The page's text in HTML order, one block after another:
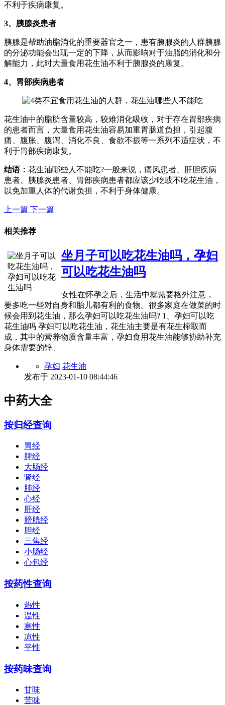
不利于疾病康复。
3、胰腺炎患者
胰腺是帮助油脂消化的重要器官之一，患有胰腺炎的人群胰腺
的分泌功能会出现一定的下降，从而影响对于油脂的消化和分
解能力，此时大量食用花生油不利于胰腺炎的康复。
4、胃部疾病患者
花生油中的脂肪含量较高，较难消化吸收，对于存在胃部疾病
的患者而言，大量食用花生油容易加重胃肠道负担，引起腹
痛、腹胀、腹泻、消化不良、食欲不振等一系列不适症状，不
利于胃部疾病康复。
结语： 花生油哪些人不能吃?一般来说，痛风患者、肝胆疾病
患者、胰腺炎患者、胃部疾病患者都应该少吃或不吃花生油，
以免加重人体的代谢负担，不利于身体健康。
上一篇 下一篇
相关推荐
坐月子可以吃花生油吗，孕妇
可以吃花生油吗
女性在怀孕之后，生活中就需要格外注意，
要多吃一些对自身和胎儿都有利的食物。很多家庭在做菜的时
候会用到花生油，那么孕妇可以吃花生油吗? 1、孕妇可以吃
花生油吗 孕妇可以吃花生油，花生油主要是有花生榨取而
成，其中的营养物质含量丰富，孕妇食用花生油能够协助补充
身体需要的锌、
孕妇 花生油
发布于 2023-01-10 08:44:46
中药大全
按归经查询
胃经
脾经
大肠经
肾经
肺经
心经
肝经
膀胱经
胆经
三焦经
小肠经
心包经
按药性查询
热性
温性
寒性
凉性
平性
按药味查询
甘味
苦味